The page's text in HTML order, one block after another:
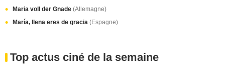
Maria voll der Gnade (Allemagne)
María, llena eres de gracia (Espagne)
Top actus ciné de la semaine